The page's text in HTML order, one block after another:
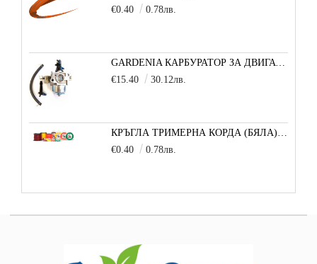
€0.40
0.78лв.
GARDENIA КАРБУРАТОР ЗА ДВИГАТЕЛ 5,5/6,5 К.С.
€15.40
30.12лв.
€0.40
0.78лв.